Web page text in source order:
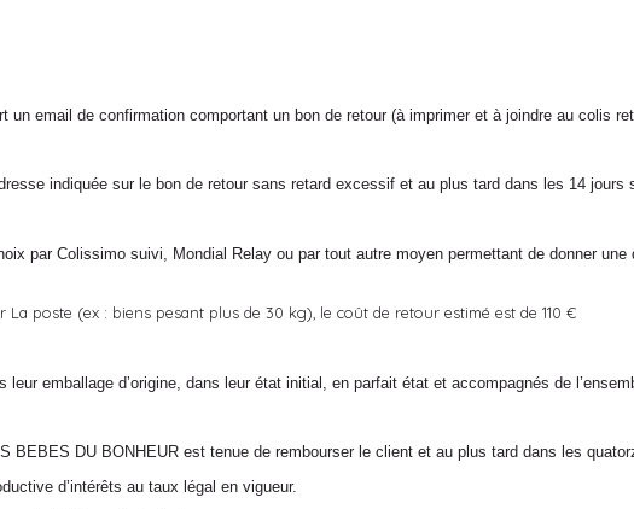
email de confirmation comportant un bon de retour (à imprimer et à joindre au colis
indiquée sur le bon de retour sans retard excessif et au plus tard dans les 14
par Colissimo suivi, Mondial Relay ou par tout autre moyen permettant de donner
poste (ex : biens pesant plus de 30 kg), le coût de retour estimé est de 110 €
emballage d’origine, dans leur état initial, en parfait état et accompagnés de
BEBES DU BONHEUR est tenue de rembourser le client et au plus tard dans les
d’intérêts au taux légal en vigueur.